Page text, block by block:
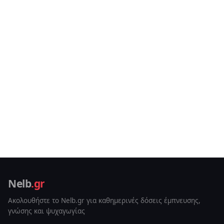
Nelb.gr
Ακολουθήστε το Nelb.gr για καθημερινές δόσεις έμπνευσης,
γνώσης και ψυχαγωγίας